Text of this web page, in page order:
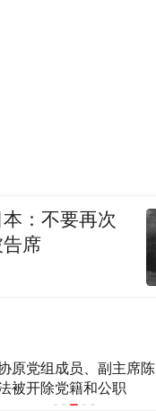
原党组成员、副主席陈
被开除党籍和公职
：不要再次
席